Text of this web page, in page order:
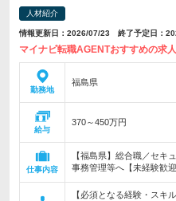
人材紹介
情報更新日：2026/07/23 終了予定日：
マイナビ転職AGENTおすすめの求
勤務地
福島県
給与
370～450万円
仕事内容
【福島県】総合職／セキ
事務管理等へ【未経験歓迎
【必須となる経験・スキ